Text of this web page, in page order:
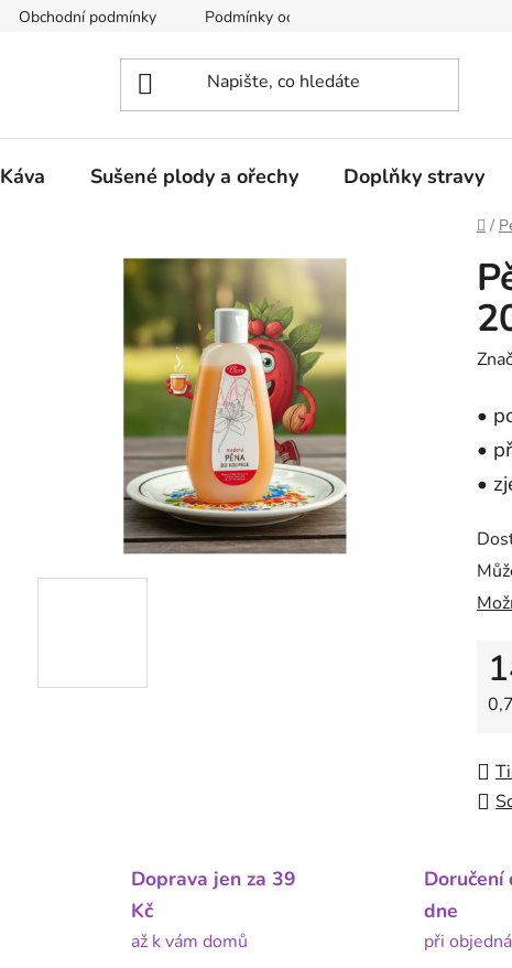
Obchodní podmínky Podmínky ochrany osobních údajů
Káva Sušené plody a ořechy Doplňky stravy
/
•
•
•
Doprava jen za 39
Kč
až k vám domů
Doručení
dne
při